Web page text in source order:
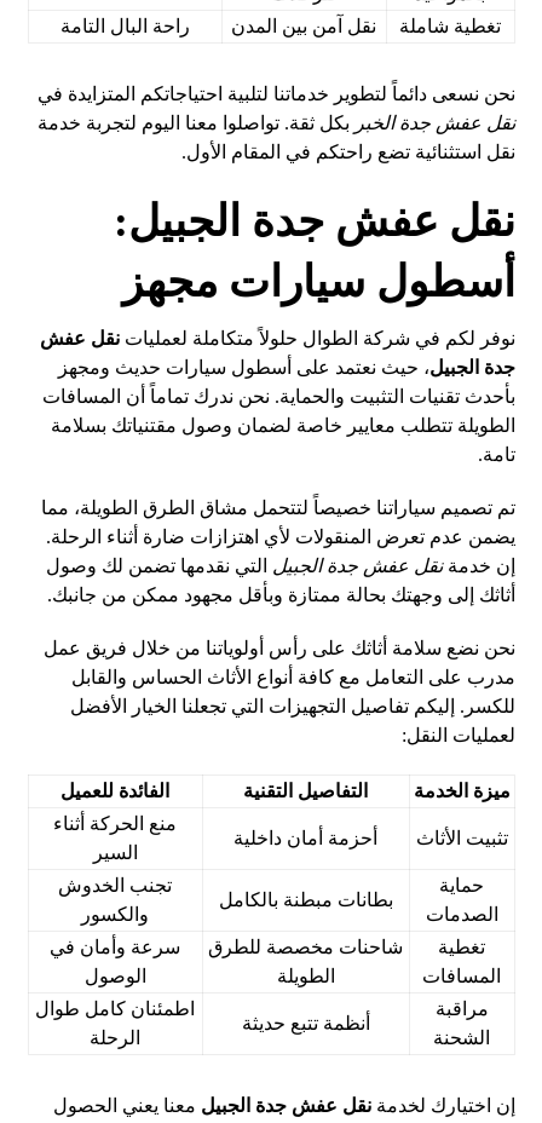
تغطية شاملة نقل آمن بين المدن راحة البال التامة
نحن نسعى دائماً لتطوير خدماتنا لتلبية احتياجاتكم المتزايدة في
نقل عفش جدة الخبر بكل ثقة. تواصلوا معنا اليوم لتجربة خدمة
نقل استثنائية تضع راحتكم في المقام الأول.
نقل عفش جدة الجبيل:
أسطول سيارات مجهز
نوفر لكم في شركة الطوال حلولاً متكاملة لعملياتنقل عفش
جدة الجبيل، حيث نعتمد على أسطول سيارات حديث ومجهز
بأحدث تقنيات التثبيت والحماية. نحن ندرك تماماً أن المسافات
الطويلة تتطلب معايير خاصة لضمان وصول مقتنياتك بسلامة
تامة.
تم تصميم سياراتنا خصيصاً لتتحمل مشاق الطرق الطويلة، مما
يضمن عدم تعرض المنقولات لأي اهتزازات ضارة أثناء الرحلة.
إن خدمةنقل عفش جدة الجبيل التي نقدمها تضمن لك وصول
أثاثك إلى وجهتك بحالة ممتازة وبأقل مجهود ممكن من جانبك.
نحن نضع سلامة أثاثك على رأس أولوياتنا من خلال فريق عمل
مدرب على التعامل مع كافة أنواع الأثاث الحساس والقابل
للكسر. إليكم تفاصيل التجهيزات التي تجعلنا الخيار الأفضل
لعمليات النقل:
ميزة الخدمة التفاصيل التقنية الفائدة للعميل
تثبيت الأثاث أحزمة أمان داخلية
منع الحركة أثناء
السير
حماية
الصدمات
بطانات مبطنة بالكامل
تجنب الخدوش
والكسور
تغطية
المسافات
شاحنات مخصصة للطرق
الطويلة
سرعة وأمان في
الوصول
مراقبة
الشحنة
أنظمة تتبع حديثة
اطمئنان كامل طوال
الرحلة
إن اختيارك لخدمةنقل عفش جدة الجبيل معنا يعني الحصول